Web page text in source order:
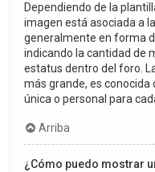
Dependiendo de la
imagen está asociada a
generalmente en forma
indicando la cantidad de
estatus dentro del foro.
más grande, es
única o personal para
Arriba
¿Cómo puedo mostrar